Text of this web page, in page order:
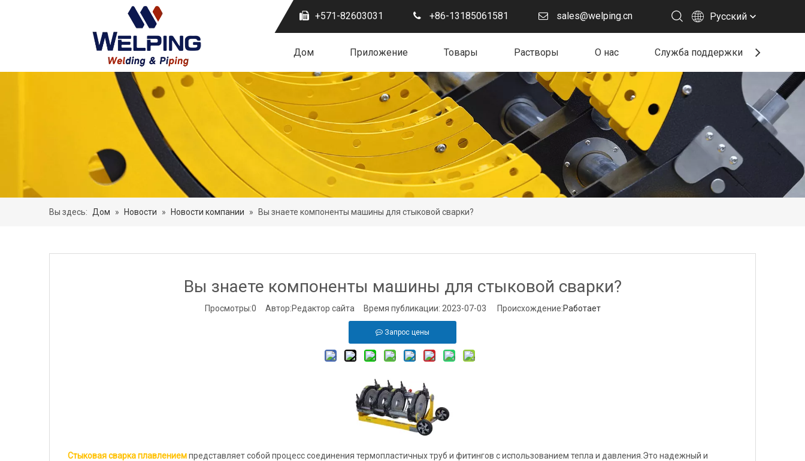
+571-82603031 +86-13185061581 sales@welping.cn Pусский
Дом Приложение Товары Растворы О нас Служба поддержки
Вы здесь: Дом » Новости » Новости компании » Вы знаете компоненты машины для стыковой сварки?
Вы знаете компоненты машины для стыковой сварки?
Просмотры:0 Автор:Pедактор сайта Время публикации: 2023-07-03 Происхождение:Работает
Запрос цены
Стыковая сварка плавлениемпредставляет собой процесс соединения термопластичных труб и фитингов с использованием тепла и давления.Это надежный и